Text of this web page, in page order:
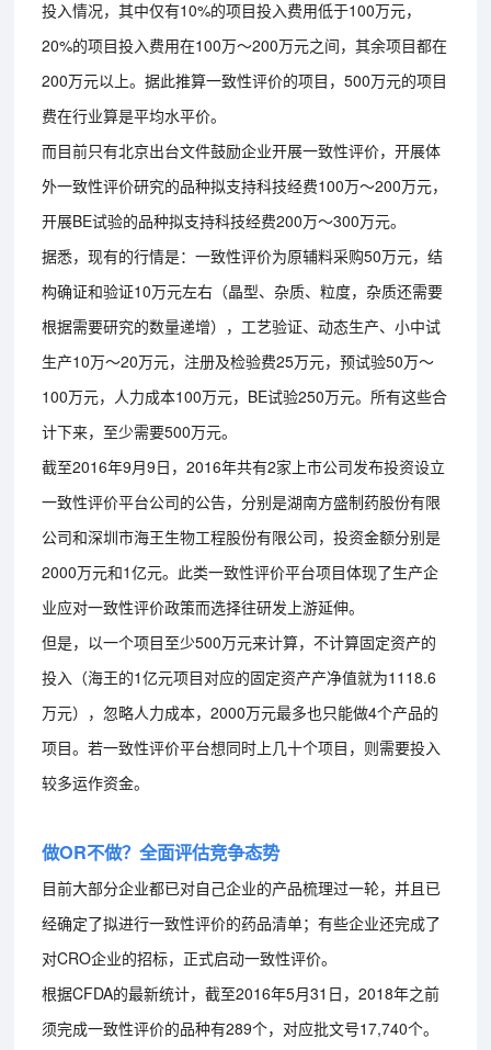
投入情况，其中仅有10%的项目投入费用低于100万元，
20%的项目投入费用在100万～200万元之间，其余项目都在
200万元以上。据此推算一致性评价的项目，500万元的项目
费在行业算是平均水平价。
而目前只有北京出台文件鼓励企业开展一致性评价，开展体
外一致性评价研究的品种拟支持科技经费100万～200万元，
开展BE试验的品种拟支持科技经费200万～300万元。
据悉，现有的行情是：一致性评价为原辅料采购50万元，结
构确证和验证10万元左右（晶型、杂质、粒度，杂质还需要
根据需要研究的数量递增），工艺验证、动态生产、小中试
生产10万～20万元，注册及检验费25万元，预试验50万～
100万元，人力成本100万元，BE试验250万元。所有这些合
计下来，至少需要500万元。
截至2016年9月9日，2016年共有2家上市公司发布投资设立
一致性评价平台公司的公告，分别是湖南方盛制药股份有限
公司和深圳市海王生物工程股份有限公司，投资金额分别是
2000万元和1亿元。此类一致性评价平台项目体现了生产企
业应对一致性评价政策而选择往研发上游延伸。
但是，以一个项目至少500万元来计算，不计算固定资产的
投入（海王的1亿元项目对应的固定资产产净值就为1118.6
万元），忽略人力成本，2000万元最多也只能做4个产品的
项目。若一致性评价平台想同时上几十个项目，则需要投入
较多运作资金。
做OR不做？全面评估竞争态势
目前大部分企业都已对自己企业的产品梳理过一轮，并且已
经确定了拟进行一致性评价的药品清单；有些企业还完成了
对CRO企业的招标，正式启动一致性评价。
根据CFDA的最新统计，截至2016年5月31日，2018年之前
须完成一致性评价的品种有289个，对应批文号17,740个。